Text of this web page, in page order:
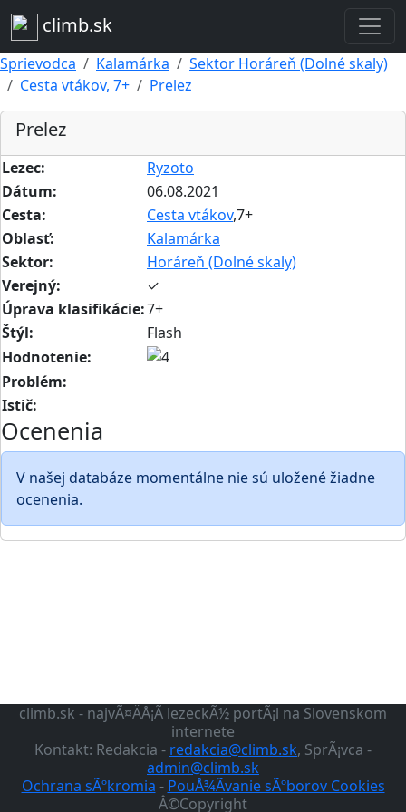
climb.sk
Sprievodca Kalamárka
Sektor Horáreň (Dolné skaly)
Cesta vtákov, 7+
Prelez
Prelez
Lezec:
Ryzoto
Dátum:
06.08.2021
Cesta:
Cesta vtákov,7+
Oblasť:
Kalamárka
Sektor:
Horáreň (Dolné skaly)
Verejný:
✓
Úprava klasifikácie:7+
Štýl:
Flash
Hodnotenie:
Problém:
Istič:
Ocenenia
V našej databáze momentálne nie sú uložené žiadne
ocenenia.
climb.sk - najvÃ¤ÄÅ¡Ã­ lezeckÃ½ portÃ¡l na Slovenskom
internete
Kontakt: Redakcia - redakcia@climb.sk, SprÃ¡vca -
admin@climb.sk
Ochrana sÃºkromia - PouÅ¾Ã­vanie sÃºborov Cookies
Â©Copyright